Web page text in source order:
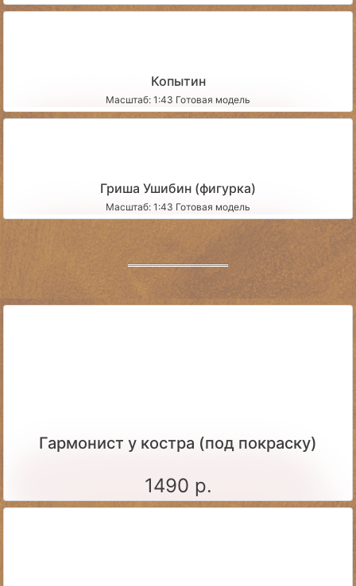
Копытин
Масштаб: 1:43 Готовая модель
Гриша Ушибин (фигурка)
Масштаб: 1:43 Готовая модель
Гармонист у костра (под покраску)
1490 р.